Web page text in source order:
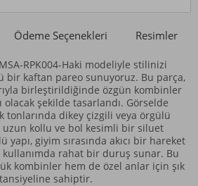
Ödeme Seçenekleri Resimler
RPK004-Haki modeliyle stilinizi
bir kaftan pareo sunuyoruz. Bu parça,
birleştirildiğinde özgün kombinler
olacak şekilde tasarlandı. Görselde
tonlarında dikey çizgili veya örgülü
uzun kollu ve bol kesimli bir siluet
giyim sırasında akıcı bir hareket
rahat bir duruş sunar. Bu
kombinler hem de özel anlar için şık
sahiptir.